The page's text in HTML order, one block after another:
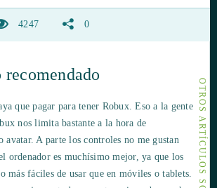
4247 0
que pagar para tener Robux. Eso a la gente
nos limita bastante a la hora de
avatar. A parte los controles no me gustan
ordenador es muchísimo mejor, ya que los
más fáciles de usar que en móviles o tablets.